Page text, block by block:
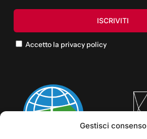
Gestisci consenso
Accetto la privacy policy